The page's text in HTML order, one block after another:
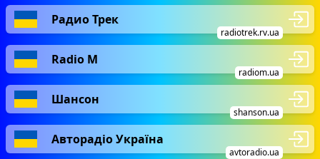
Радио Трек
radiotrek.rv.ua
Radio М
radiom.ua
Шансон
shanson.ua
Авторадіо Україна
avtoradio.ua